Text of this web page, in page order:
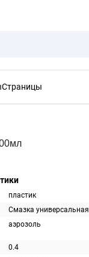
Страницы
пластик
Смазка универсальная
аэрозоль
0.4